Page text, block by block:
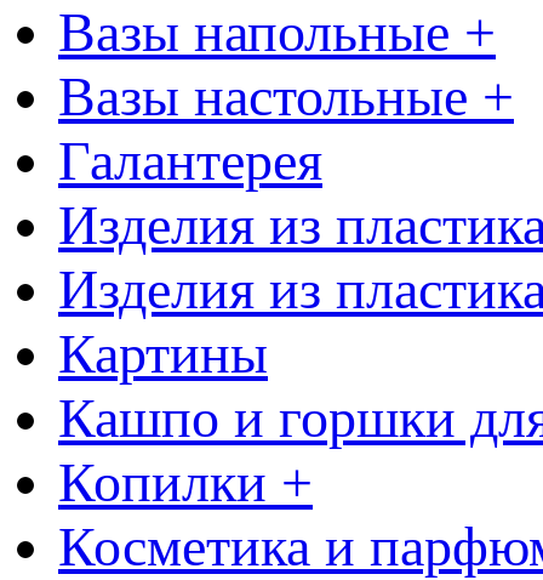
Вазы напольные +
Вазы настольные +
Галантерея
Изделия из
Изделия из
Картины
Кашпо и горшки
Копилки +
Косметика и